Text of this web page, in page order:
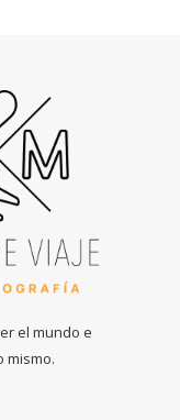
el mundo e
mismo.